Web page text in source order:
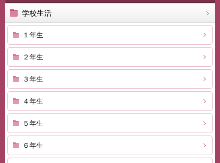
学校生活
１年生
２年生
３年生
４年生
５年生
６年生